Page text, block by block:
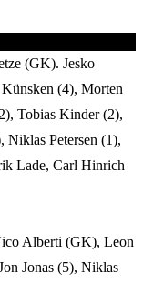
(GK). Jesko
(4), Morten
Tobias Kinder (2),
Petersen (1),
Lade, Carl Hinrich
Alberti (GK), Leon
Jonas (5), Niklas